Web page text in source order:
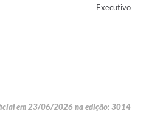
Executivo
em 23/06/2026 na edição: 3014